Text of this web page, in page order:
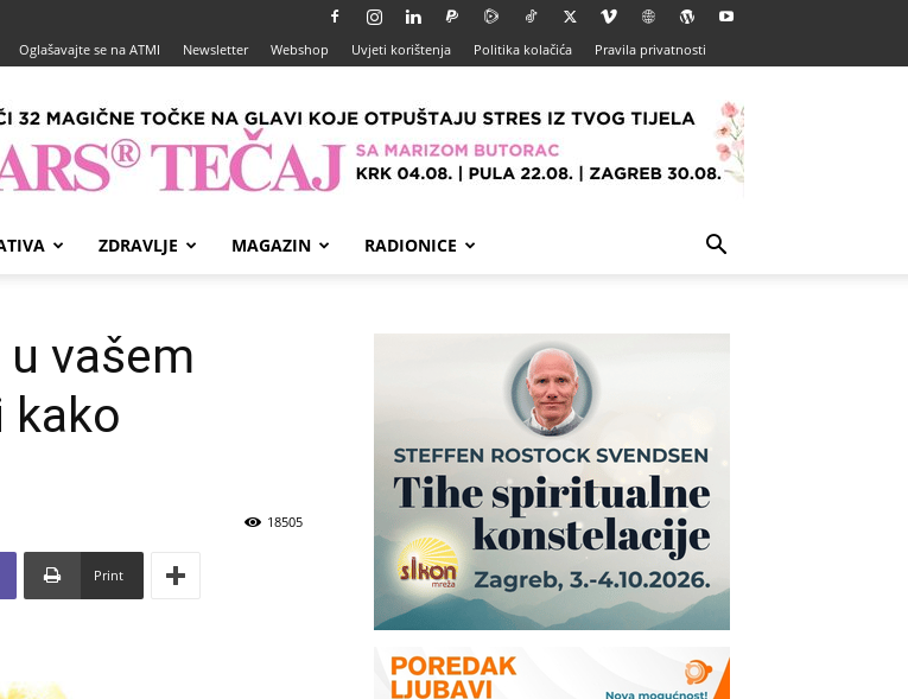
Oglašavajte se na ATMI Newsletter Webshop Uvjeti korištenja Politika kolačića Pravila privatnosti
ZDRAVLJE MAGAZIN RADIONICE
vašem
kako
18505
Print